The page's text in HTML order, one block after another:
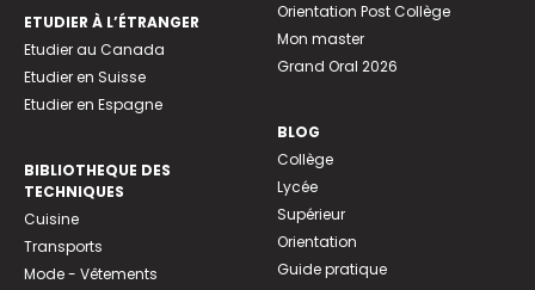
ETUDIER À L’ÉTRANGER
Etudier au Canada
Etudier en Suisse
Etudier en Espagne
BIBLIOTHEQUE DES
TECHNIQUES
Cuisine
Transports
Mode - Vêtements
Orientation Post Collège
Mon master
Grand Oral 2026
BLOG
Collège
Lycée
Supérieur
Orientation
Guide pratique